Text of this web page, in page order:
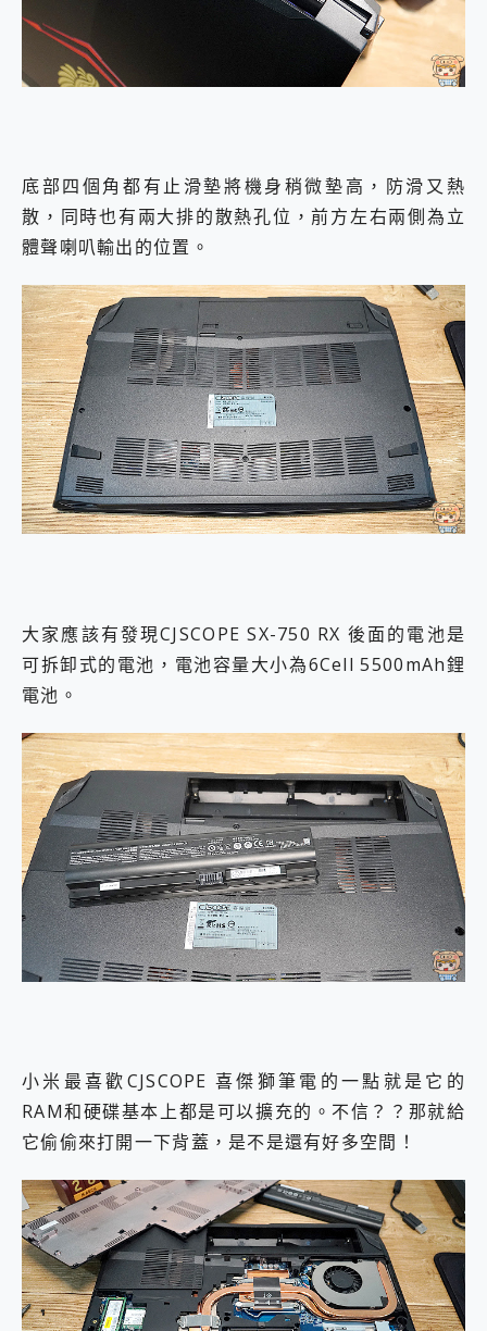
底部四個角都有止滑墊將機身稍微墊高，防滑又熱
散，同時也有兩大排的散熱孔位，前方左右兩側為立
體聲喇叭輸出的位置。
大家應該有發現CJSCOPE SX-750 RX 後面的電池是
可拆卸式的電池，電池容量大小為6Cell 5500mAh鋰
電池。
小米最喜歡CJSCOPE 喜傑獅筆電的一點就是它的
RAM和硬碟基本上都是可以擴充的。不信？？那就給
它偷偷來打開一下背蓋，是不是還有好多空間！